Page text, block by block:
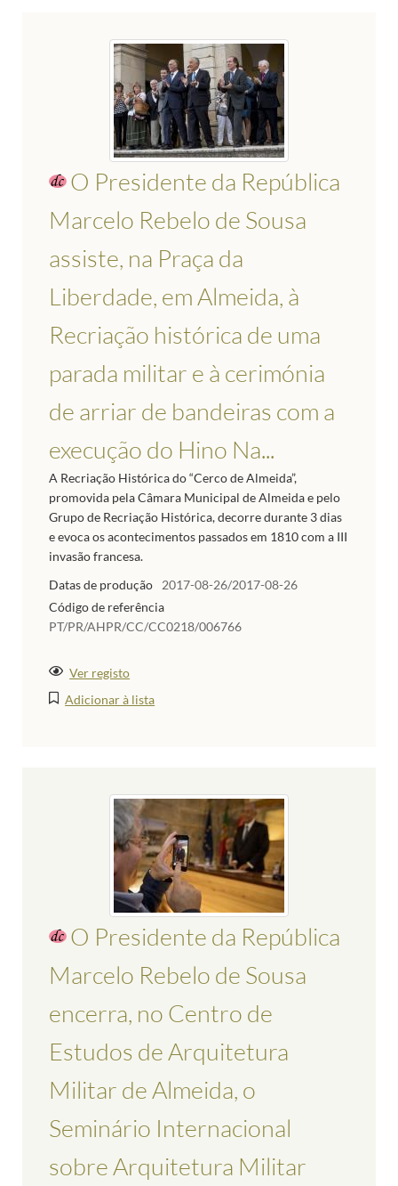
O Presidente da República
Marcelo Rebelo de Sousa
assiste, na Praça da
Liberdade, em Almeida, à
Recriação histórica de uma
parada militar e à cerimónia
de arriar de bandeiras com a
execução do Hino Na...
A Recriação Histórica do “Cerco de Almeida”,
promovida pela Câmara Municipal de Almeida e pelo
Grupo de Recriação Histórica, decorre durante 3 dias
e evoca os acontecimentos passados em 1810 com a III
invasão francesa.
Datas de produção
2017-08-26/2017-08-26
Código de referência
PT/PR/AHPR/CC/CC0218/006766
Ver registo
Adicionar à lista
O Presidente da República
Marcelo Rebelo de Sousa
encerra, no Centro de
Estudos de Arquitetura
Militar de Almeida, o
Seminário Internacional
sobre Arquitetura Militar